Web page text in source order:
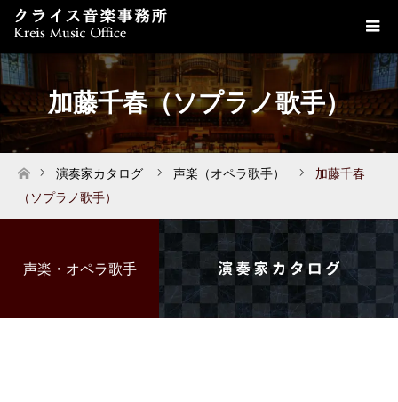
加藤千春（ソプラノ歌手）
ホーム
演奏家カタログ 声楽（オペラ歌手）
加藤千春
（ソプラノ歌手）
声楽・オペラ歌手